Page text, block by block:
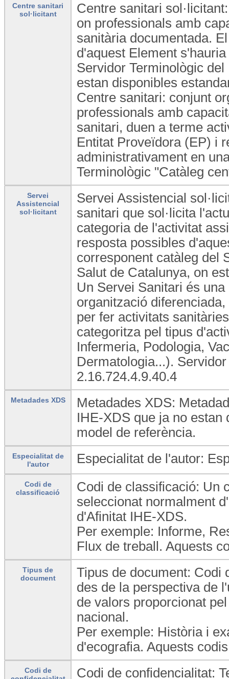
Centre sanitari
sol·licitant
Centre sanitari
on professionals amb
sanitària documentada.
d'aquest Element
Servidor Terminològic
estan disponibles
Centre sanitari: conjunt
professionals amb
sanitari, duen a terme
Entitat Proveïdora (EP) i
administrativament en
Terminològic "Catàleg
Servei
Assistencial
sol·licitant
Servei Assistencial
sanitari que sol·licita
categoria de l'activitat
resposta possibles
corresponent catàleg del
Salut de Catalunya, on
Un Servei Sanitari és
organització
per fer activitats
categoritza pel tipus
Infermeria, Podologia,
Dermatologia...).
2.16.724.4.9.40.4
Metadades XDS
Metadades XDS:
IHE-XDS que ja no
model de referència.
Especialitat de
l'autor
Especialitat de l'autor:
Codi de
classificació
Codi de classificació: Un
seleccionat normalment
d'Afinitat IHE-XDS.
Per exemple: Informe,
Flux de treball. Aquests
Tipus de
document
Tipus de document: Codi
des de la perspectiva de
de valors proporcionat
nacional.
Per exemple: Història i
d'ecografia. Aquests
Codi de
Codi de confidencialitat: